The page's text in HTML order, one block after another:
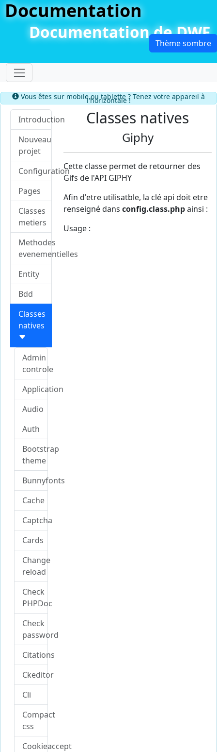
Documentation
Documentation de DWF
Dérouler le menu
Information
Vous êtes sur mobile ou tablette ? Tenez votre appareil à
l'horizontale !
Introduction
Nouveau
projet
Configuration
Pages
Classes
metiers
Methodes
evenementielles
Entity
Bdd
Classes
natives
Admin
controle
Application
Audio
Auth
Bootstrap
theme
Bunnyfonts
Cache
Captcha
Cards
Change
reload
Check
PHPDoc
Check
password
Citations
Ckeditor
Cli
Compact
css
Cookieaccept
Classes natives
Giphy
Cette classe permet de retourner des
Gifs de l'API GIPHY
Afin d'etre utilisatble, la clé api doit etre
renseigné dans config.class.phpainsi :
Usage :